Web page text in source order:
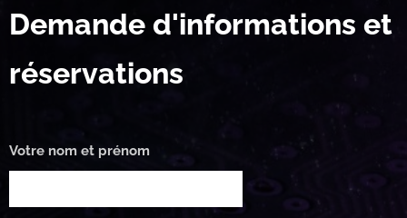
Demande d'informations et
réservations
Votre nom et prénom